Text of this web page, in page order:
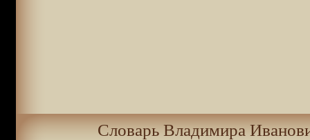
Словарь Владимира